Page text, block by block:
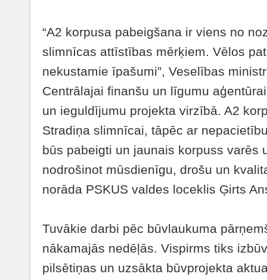
“A2 korpusa pabeigšana ir viens no
slimnīcas attīstības mērķiem. Vēlos
nekustamie īpašumi”, Veselības
Centrālajai finanšu un līgumu
un ieguldījumu projekta virzībā. A2
Stradiņa slimnīcai, tāpēc ar
būs pabeigti un jaunais korpuss varēs
nodrošinot mūsdienīgu, drošu un
norāda PSKUS valdes loceklis Ģirts
Tuvākie darbi pēc būvlaukuma
nākamajās nedēļās. Vispirms tiks
pilsētiņas un uzsākta būvprojekta